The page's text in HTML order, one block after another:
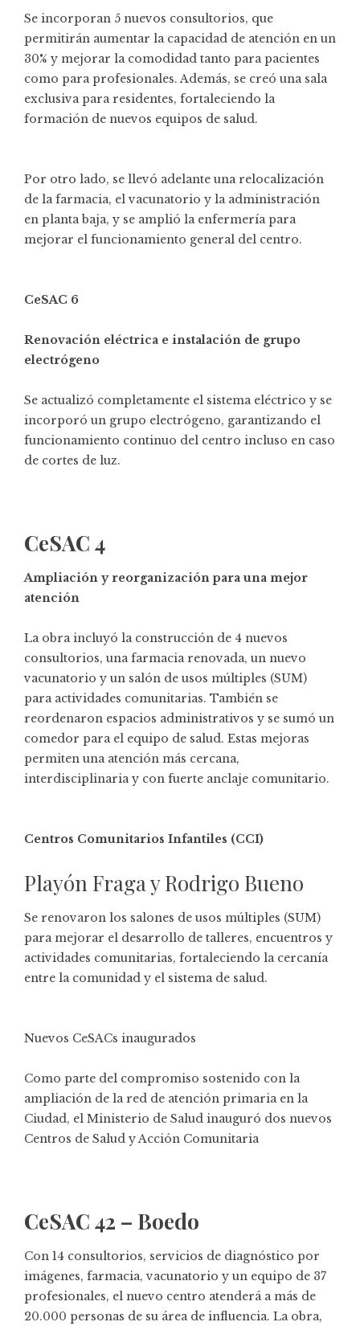
Se incorporan 5 nuevos consultorios, que
permitirán aumentar la capacidad de atención en un
30% y mejorar la comodidad tanto para pacientes
como para profesionales. Además, se creó una sala
exclusiva para residentes, fortaleciendo la
formación de nuevos equipos de salud.
Por otro lado, se llevó adelante una relocalización
de la farmacia, el vacunatorio y la administración
en planta baja, y se amplió la enfermería para
mejorar el funcionamiento general del centro.
CeSAC 6
Renovación eléctrica e instalación de grupo
electrógeno
Se actualizó completamente el sistema eléctrico y se
incorporó un grupo electrógeno, garantizando el
funcionamiento continuo del centro incluso en caso
de cortes de luz.
CeSAC 4
Ampliación y reorganización para una mejor
atención
La obra incluyó la construcción de 4 nuevos
consultorios, una farmacia renovada, un nuevo
vacunatorio y un salón de usos múltiples (SUM)
para actividades comunitarias. También se
reordenaron espacios administrativos y se sumó un
comedor para el equipo de salud. Estas mejoras
permiten una atención más cercana,
interdisciplinaria y con fuerte anclaje comunitario.
Centros Comunitarios Infantiles (CCI)
Playón Fraga y Rodrigo Bueno
Se renovaron los salones de usos múltiples (SUM)
para mejorar el desarrollo de talleres, encuentros y
actividades comunitarias, fortaleciendo la cercanía
entre la comunidad y el sistema de salud.
Nuevos CeSACs inaugurados
Como parte del compromiso sostenido con la
ampliación de la red de atención primaria en la
Ciudad, el Ministerio de Salud inauguró dos nuevos
Centros de Salud y Acción Comunitaria
CeSAC 42 – Boedo
Con 14 consultorios, servicios de diagnóstico por
imágenes, farmacia, vacunatorio y un equipo de 37
profesionales, el nuevo centro atenderá a más de
20.000 personas de su área de influencia. La obra,